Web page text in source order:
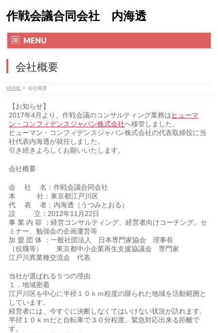
作戦会議合同会社 内海透
MENU
会社概要
HOME » 会社概要
【お知らせ】
2017年4月より、作戦会議のコンサルティング業務はヒューマ
ン・コンフィデンスジャパン株式会社へ移管しました。
ヒューマン・コンフィデンスジャパン株式会社の代表取締役に当
社代表内海透が就任しました。
引き続きよろしくお願いいたします。
会社概要
会 社 名：作戦会議合同会社
本 社：東京都江戸川区
代 表 者：内海透（うつみとおる）
設 立：2012年11月22日
事 業 内 容 ：経営コンサルティング、経営者向けコーチング、セ
ミナー、勉強会の企画運営等
加 盟 団 体 ：一般社団法人 日本専門家協会 理事長
（役職等） 東京都中小企業再生支援協議会 専門家
江戸川異業種交流会 代表
当社が選ばれる５つの理由
１．地域密着
江戸川区を中心に半径１０ｋｍ程度の限られた地域を活動範囲と
しています。
経営者には、今すぐに決断しなくてはいけない状況が訪れます。
半径１０ｋｍだと自転車で３０分程度。緊急対応出来る距離で
す。